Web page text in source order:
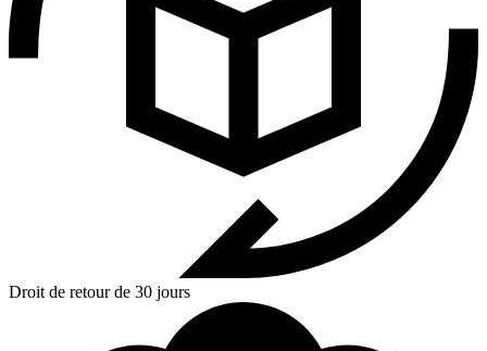
Droit de retour de 30 jours